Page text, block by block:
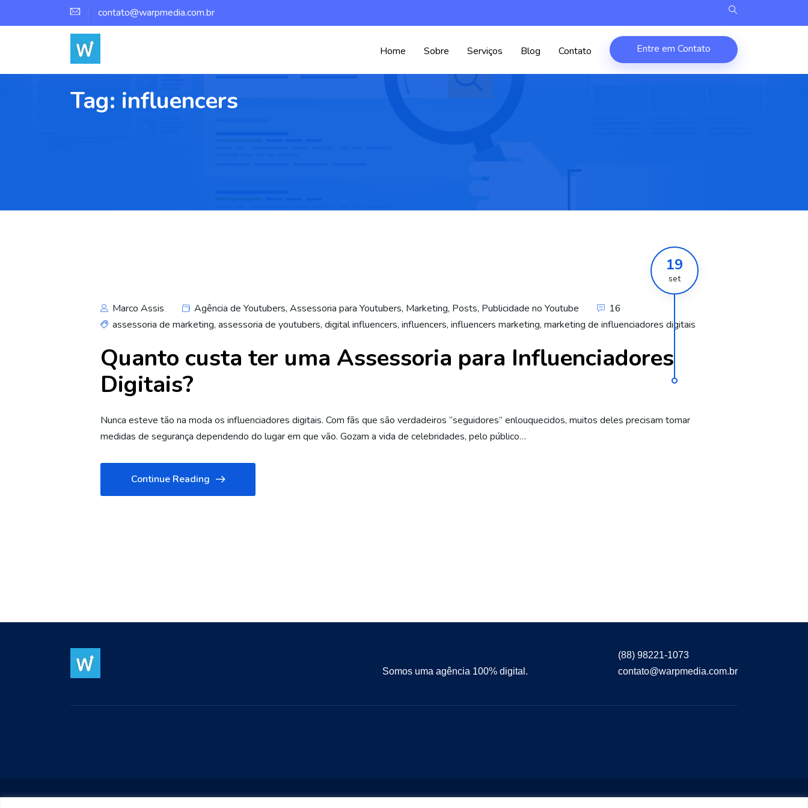
contato@warpmedia.com.br
Home Sobre Serviços Blog Contato Entre em Contato
Tag: influencers
Marco Assis Agência de Youtubers, Assessoria para Youtubers, Marketing, Posts, Publicidade no Youtube 16
19
set
assessoria de marketing, assessoria de youtubers, digital influencers, influencers, influencers marketing, marketing de influenciadores digitais
Quanto custa ter uma Assessoria para Influenciadores
Digitais?
Nunca esteve tão na moda os influenciadores digitais. Com fãs que são verdadeiros “seguidores” enlouquecidos, muitos deles precisam tomar
medidas de segurança dependendo do lugar em que vão. Gozam a vida de celebridades, pelo público…
Continue Reading
Somos uma agência 100% digital.
(88) 98221-1073
contato@warpmedia.com.br